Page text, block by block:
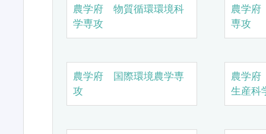
農学府 物質循環環境科
学専攻
農学
専攻
農学府 国際環境農学専
攻
農学
生産科